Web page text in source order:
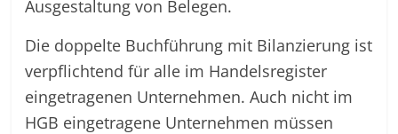
Ausgestaltung von Belegen.
Die doppelte Buchführung mit Bilanzierung ist
verpflichtend für alle im Handelsregister
eingetragenen Unternehmen. Auch nicht im
HGB eingetragene Unternehmen müssen